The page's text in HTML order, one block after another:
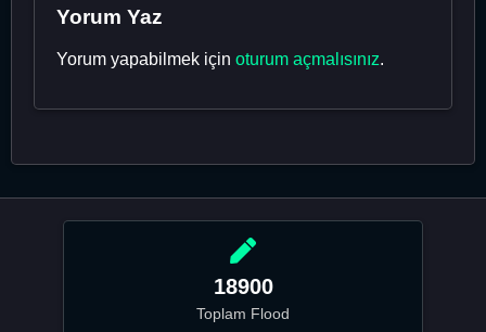
Yorum Yaz
Yorum yapabilmek için oturum açmalısınız.
18900
Toplam Flood